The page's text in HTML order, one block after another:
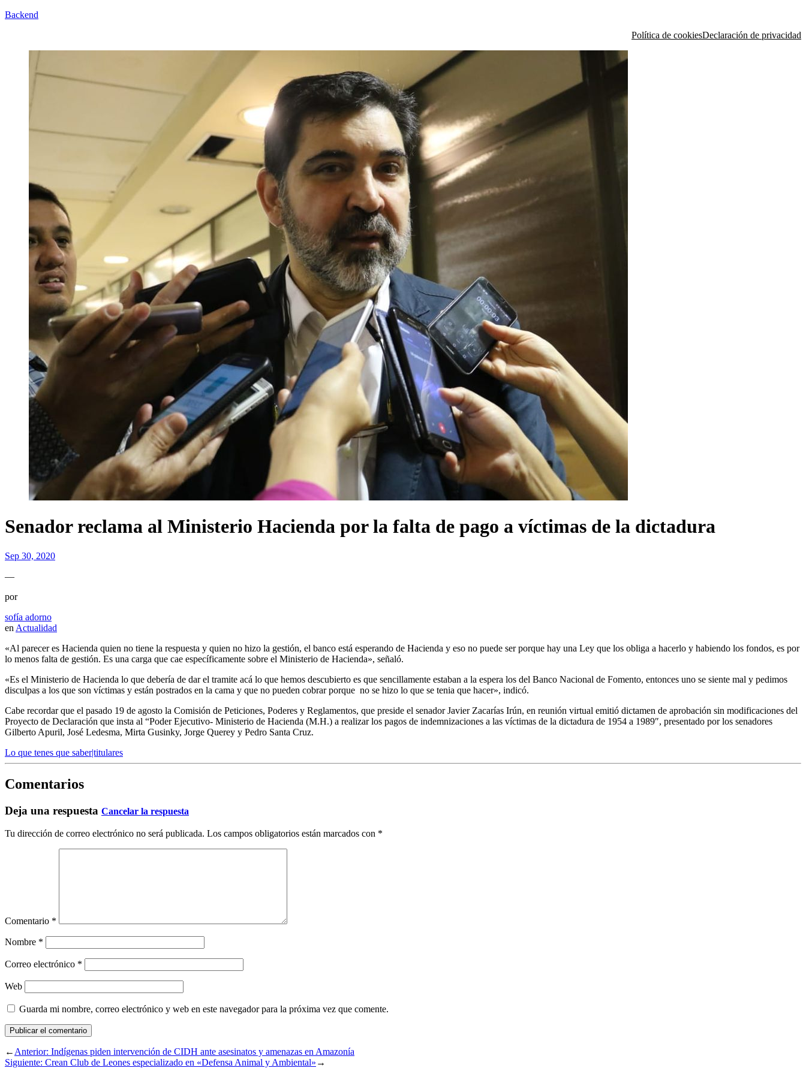
Backend
Política de cookiesDeclaración de privacidad
Senador reclama al Ministerio Hacienda por la falta de pago a víctimas de la dictadura
Sep 30, 2020
—
por
sofía adorno
en Actualidad
«Al parecer es Hacienda quien no tiene la respuesta y quien no hizo la gestión, el banco está esperando de Hacienda y eso no puede ser porque hay una Ley que los obliga a hacerlo y habiendo los fondos, es por
lo menos falta de gestión. Es una carga que cae específicamente sobre el Ministerio de Hacienda», señaló.
«Es el Ministerio de Hacienda lo que debería de dar el tramite acá lo que hemos descubierto es que sencillamente estaban a la espera los del Banco Nacional de Fomento, entonces uno se siente mal y pedimos
disculpas a los que son víctimas y están postrados en la cama y que no pueden cobrar porque no se hizo lo que se tenia que hacer», indicó.
Cabe recordar que el pasado 19 de agosto la Comisión de Peticiones, Poderes y Reglamentos, que preside el senador Javier Zacarías Irún, en reunión virtual emitió dictamen de aprobación sin modificaciones del
Proyecto de Declaración que insta al “Poder Ejecutivo- Ministerio de Hacienda (M.H.) a realizar los pagos de indemnizaciones a las víctimas de la dictadura de 1954 a 1989″, presentado por los senadores
Gilberto Apuril, José Ledesma, Mirta Gusinky, Jorge Querey y Pedro Santa Cruz.
Lo que tenes que saber|titulares
Comentarios
Deja una respuesta Cancelar la respuesta
Tu dirección de correo electrónico no será publicada. Los campos obligatorios están marcados con *
Comentario *
Nombre *
Correo electrónico *
Web
Guarda mi nombre, correo electrónico y web en este navegador para la próxima vez que comente.
←Anterior: Indígenas piden intervención de CIDH ante asesinatos y amenazas en Amazonía
Siguiente: Crean Club de Leones especializado en «Defensa Animal y Ambiental» →